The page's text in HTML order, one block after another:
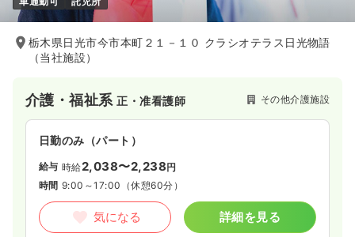
栃木県日光市今市本町２１－１０ クラシオテラス日光物語
（当社施設）
介護・福祉系正・准看護師 その他介護施設
日勤のみ（パート）
給与 時給2,038〜2,238円
時間 9:00～17:00 （休憩60分）
気になる 詳細を見る